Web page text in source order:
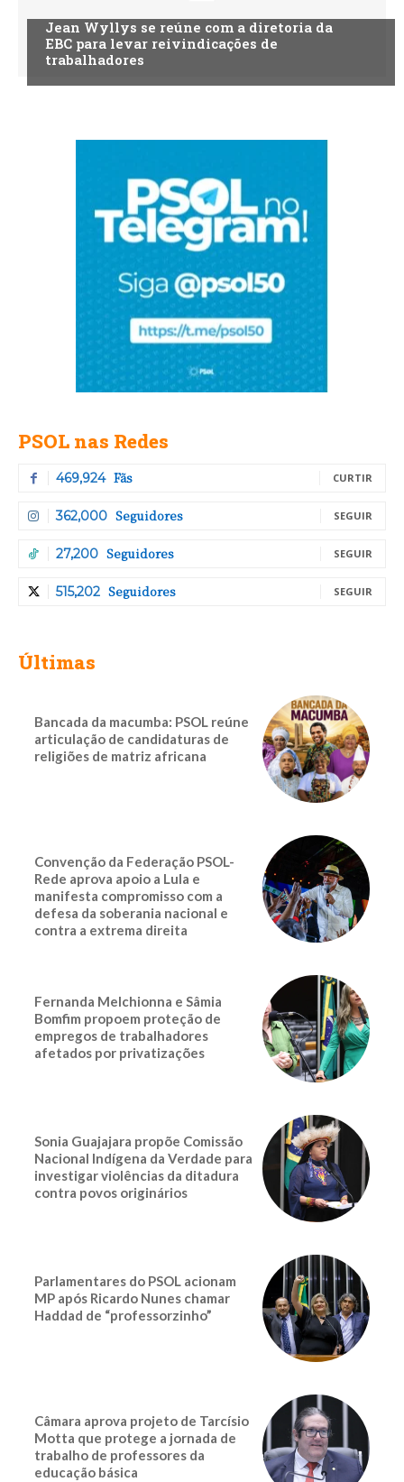
Jean Wyllys se reúne com a diretoria da
EBC para levar reivindicações de
trabalhadores
PSOL nas Redes
469,924 Fãs CURTIR
362,000 Seguidores SEGUIR
27,200 Seguidores SEGUIR
515,202 Seguidores SEGUIR
Últimas
Bancada da macumba: PSOL reúne
articulação de candidaturas de
religiões de matriz africana
Convenção da Federação PSOL-
Rede aprova apoio a Lula e
manifesta compromisso com a
defesa da soberania nacional e
contra a extrema direita
Fernanda Melchionna e Sâmia
Bomfim propoem proteção de
empregos de trabalhadores
afetados por privatizações
Sonia Guajajara propõe Comissão
Nacional Indígena da Verdade para
investigar violências da ditadura
contra povos originários
Parlamentares do PSOL acionam
MP após Ricardo Nunes chamar
Haddad de “professorzinho”
Câmara aprova projeto de Tarcísio
Motta que protege a jornada de
trabalho de professores da
educação básica